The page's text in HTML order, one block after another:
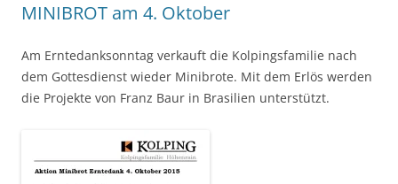
MINIBROT am 4. Oktober
Am Erntedanksonntag verkauft die Kolpingsfamilie nach
dem Gottesdienst wieder Minibrote. Mit dem Erlös werden
die Projekte von Franz Baur in Brasilien unterstützt.